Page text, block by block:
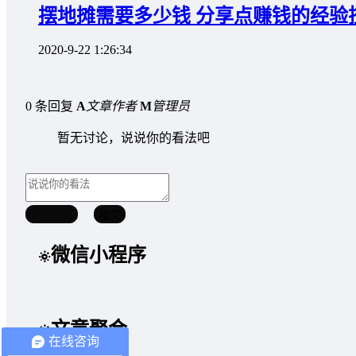
摆地摊需要多少钱 分享点赚钱的经验
2020-9-22 1:26:34
0 条回复 A文章作者 M管理员
暂无讨论，说说你的看法吧
微信小程序
文章聚合
在线咨询